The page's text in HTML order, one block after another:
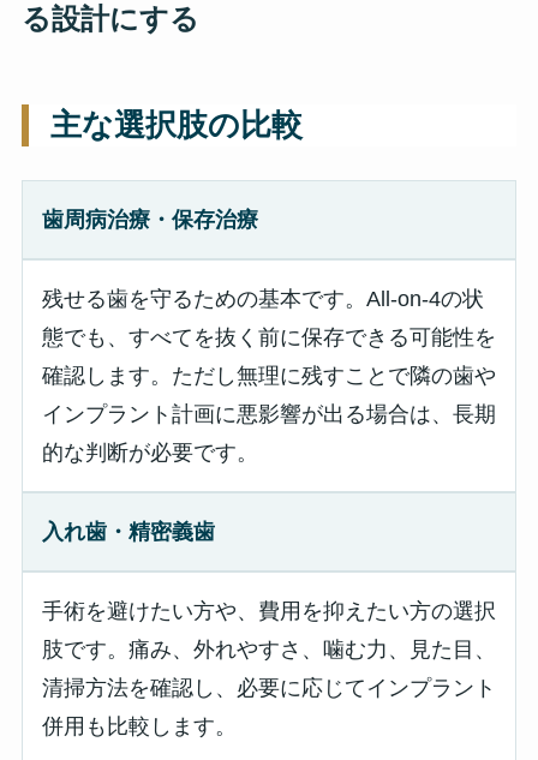
る設計にする
主な選択肢の比較
歯周病治療・保存治療
残せる歯を守るための基本です。All-on-4の状
態でも、すべてを抜く前に保存できる可能性を
確認します。ただし無理に残すことで隣の歯や
インプラント計画に悪影響が出る場合は、長期
的な判断が必要です。
入れ歯・精密義歯
手術を避けたい方や、費用を抑えたい方の選択
肢です。痛み、外れやすさ、噛む力、見た目、
清掃方法を確認し、必要に応じてインプラント
併用も比較します。